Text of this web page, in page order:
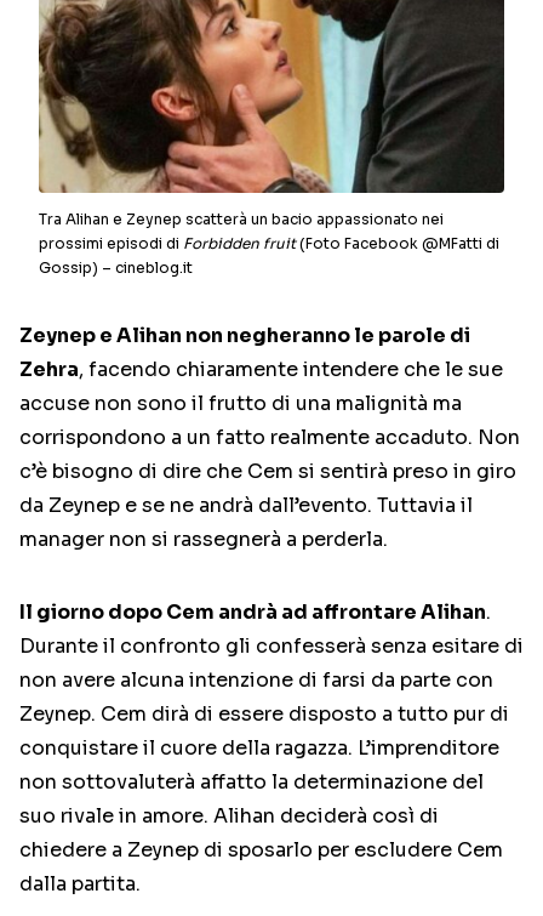
Tra Alihan e Zeynep scatterà un bacio appassionato nei
prossimi episodi di Forbidden fruit(Foto Facebook @MFatti di
Gossip) – cineblog.it
Zeynep e Alihan non negheranno le parole di
Zehra, facendo chiaramente intendere che le sue
accuse non sono il frutto di una malignità ma
corrispondono a un fatto realmente accaduto. Non
c’è bisogno di dire che Cem si sentirà preso in giro
da Zeynep e se ne andrà dall’evento. Tuttavia il
manager non si rassegnerà a perderla.
Il giorno dopo Cem andrà ad affrontare Alihan.
Durante il confronto gli confesserà senza esitare di
non avere alcuna intenzione di farsi da parte con
Zeynep. Cem dirà di essere disposto a tutto pur di
conquistare il cuore della ragazza. L’imprenditore
non sottovaluterà affatto la determinazione del
suo rivale in amore. Alihan deciderà così di
chiedere a Zeynep di sposarlo per escludere Cem
dalla partita.